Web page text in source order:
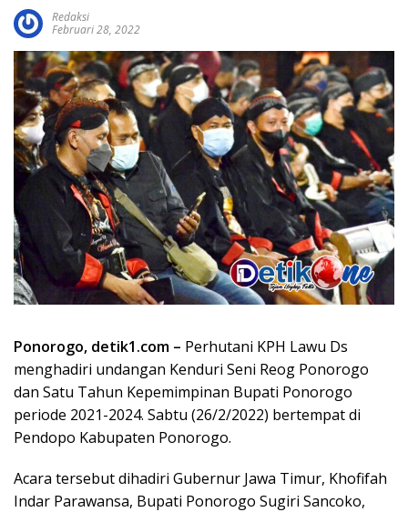
Redaksi
Februari 28, 2022
Ponorogo, detik1.com – Perhutani KPH Lawu Ds
menghadiri undangan Kenduri Seni Reog Ponorogo
dan Satu Tahun Kepemimpinan Bupati Ponorogo
periode 2021-2024. Sabtu (26/2/2022) bertempat di
Pendopo Kabupaten Ponorogo.
Acara tersebut dihadiri Gubernur Jawa Timur, Khofifah
Indar Parawansa, Bupati Ponorogo Sugiri Sancoko,